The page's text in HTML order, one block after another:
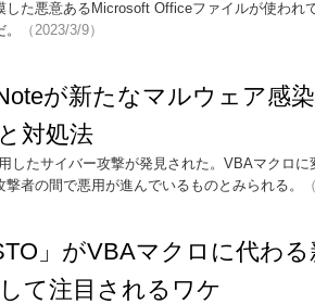
した悪意あるMicrosoft Officeファイルが使われ
（2023/3/9）
が新たなマルウェア感
対処法
したサイバー攻撃が発見された。VBAマクロ
者の間で悪用が進んでいるものとみられる。
」がVBAマクロに代わ
て注目されるワケ